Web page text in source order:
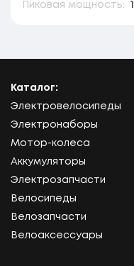
Пиковая мощность:
Каталог:
Электровелосипеды
Электронаборы
Мотор-колеса
Аккумуляторы
Электрозапчасти
Велосипеды
Велозапчасти
Велоаксессуары